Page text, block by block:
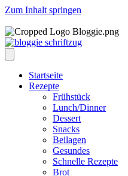
Zum Inhalt springen
Startseite
Rezepte
Frühstück
Lunch/Dinner
Dessert
Snacks
Beilagen
Gesundes
Schnelle Rezepte
Brot